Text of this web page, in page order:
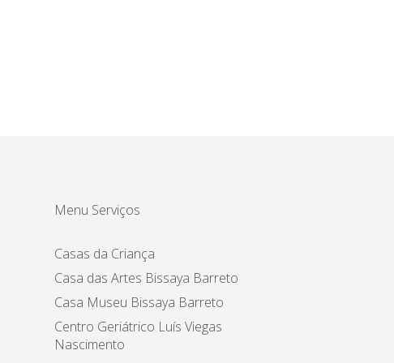
Menu Serviços
Casas da Criança
Casa das Artes Bissaya Barreto
Casa Museu Bissaya Barreto
Centro Geriátrico Luís Viegas
Nascimento